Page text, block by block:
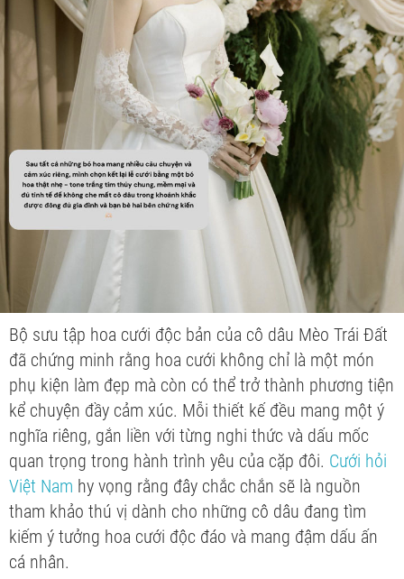
Bộ sưu tập hoa cưới độc bản của cô dâu Mèo Trái Đất
đã chứng minh rằng hoa cưới không chỉ là một món
phụ kiện làm đẹp mà còn có thể trở thành phương tiện
kể chuyện đầy cảm xúc. Mỗi thiết kế đều mang một ý
nghĩa riêng, gắn liền với từng nghi thức và dấu mốc
quan trọng trong hành trình yêu của cặp đôi. Cưới hỏi
Việt Nam hy vọng rằng đây chắc chắn sẽ là nguồn
tham khảo thú vị dành cho những cô dâu đang tìm
kiếm ý tưởng hoa cưới độc đáo và mang đậm dấu ấn
cá nhân.